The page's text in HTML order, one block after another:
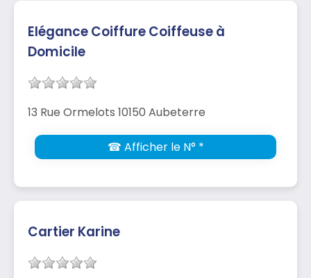
Elégance Coiffure Coiffeuse à
Domicile
13 Rue Ormelots 10150 Aubeterre
☎ Afficher le N° *
Cartier Karine